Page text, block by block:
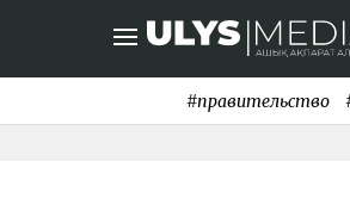
#правительство